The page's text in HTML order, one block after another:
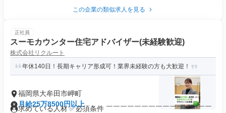
この企業の類似求人を見る
正社員
スーモカウンター住宅アドバイザー(未経験歓迎)
株式会社リクルート
年休140日！長期キャリア形成可！業界未経験の方も大歓迎！
福岡県大牟田市岬町
月給25万8500円以上
求めている人材 ✅必須条件 ￣￣￣￣￣￣￣￣￣￣￣￣￣￣￣